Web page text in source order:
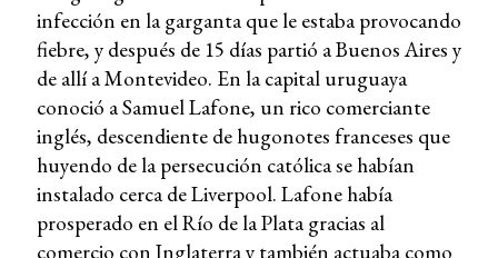
infección en la garganta que le estaba provocando
fiebre, y después de 15 días partió a Buenos Aires y
de allí a Montevideo. En la capital uruguaya
conoció a Samuel Lafone, un rico comerciante
inglés, descendiente de hugonotes franceses que
huyendo de la persecución católica se habían
instalado cerca de Liverpool. Lafone había
prosperado en el Río de la Plata gracias al
comercio con Inglaterra y también actuaba como